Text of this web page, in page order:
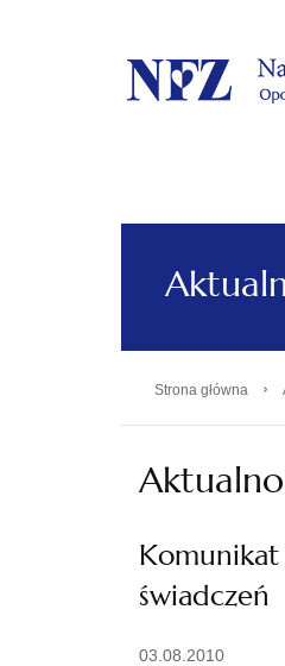
.
Strona główna ›
świadczeń
03.08.2010